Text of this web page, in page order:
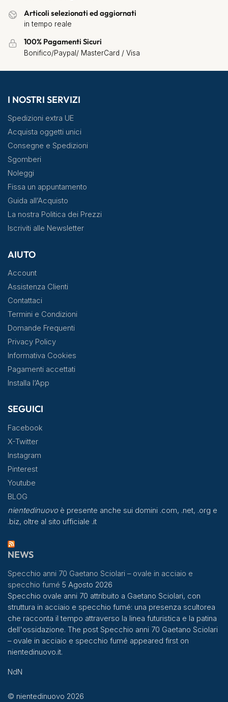
Articoli selezionati ed aggiornati
in tempo reale
100% Pagamenti Sicuri
Bonifico/Paypal/ MasterCard / Visa
I NOSTRI SERVIZI
Spedizioni extra UE
Acquista oggetti unici
Consegne e Spedizioni
Sgomberi
Noleggi
Fissa un appuntamento
Guida all’Acquisto
La nostra Politica dei Prezzi
Iscriviti alle Newsletter
AIUTO
Account
Assistenza Clienti
Contattaci
Termini e Condizioni
Domande Frequenti
Privacy Policy
Informativa Cookies
Pagamenti accettati
Installa l’App
SEGUICI
Facebook
X-Twitter
Instagram
Pinterest
Youtube
BLOG
nientedinuovoè presente anche sui domini .com, .net, .org e
.biz, oltre al sito ufficiale .it
NEWS
Specchio anni 70 Gaetano Sciolari – ovale in acciaio e
specchio fumé 5 Agosto 2026
Specchio ovale anni 70 attribuito a Gaetano Sciolari, con
struttura in acciaio e specchio fumé: una presenza scultorea
che racconta il tempo attraverso la linea futuristica e la patina
dell'ossidazione. The post Specchio anni 70 Gaetano Sciolari
– ovale in acciaio e specchio fumé appeared first on
nientedinuovo.it.
NdN
© nientedinuovo 2026